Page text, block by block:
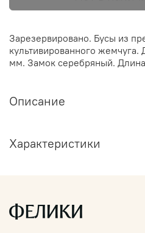
Зарезервировано. Бусы из
культивированного
мм. Замок серебряный.
Описание
Характеристики